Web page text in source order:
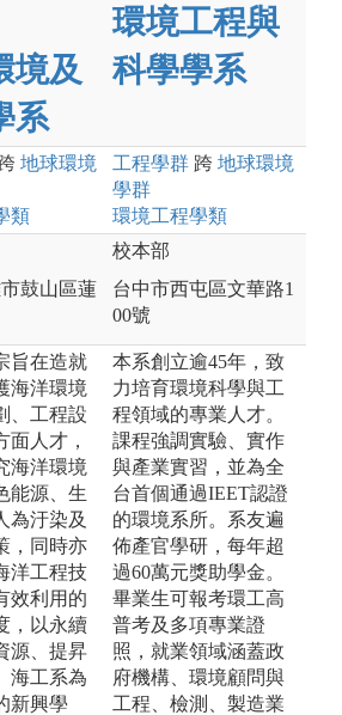
境及
系
環境工程與
科學學系
地球環境
類
工程學群 跨 地球環境
學群
環境工程學類
鼓山區蓮
校本部
台中市西屯區文華路1
00號
旨在造就
海洋環境
、工程設
面人才，
海洋環境
能源、生
為汙染及
，同時亦
洋工程技
效利用的
，以永續
源、提昇
海工系為
新興學
本系創立逾45年，致
力培育環境科學與工
程領域的專業人才。
課程強調實驗、實作
與產業實習，並為全
台首個通過IEET認證
的環境系所。系友遍
佈產官學研，每年超
過60萬元獎助學金。
畢業生可報考環工高
普考及多項專業證
照，就業領域涵蓋政
府機構、環境顧問與
工程、檢測、製造業